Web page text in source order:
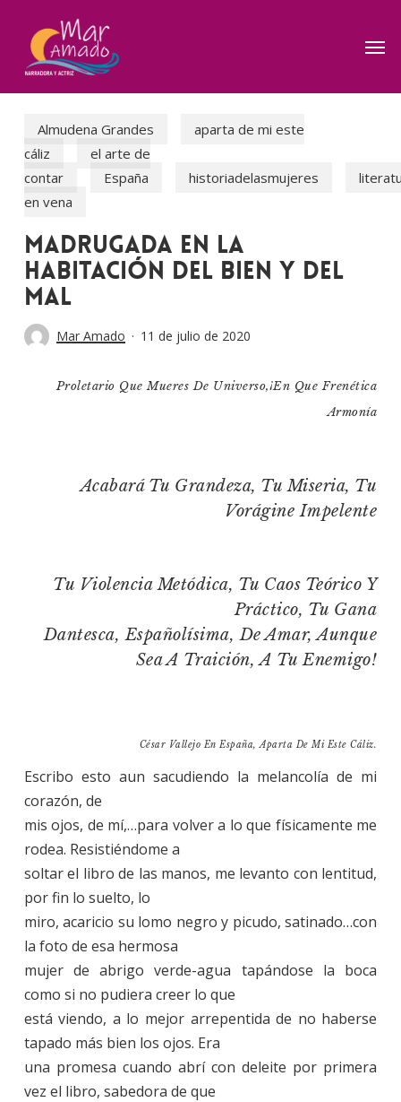
Almudena Grandes
aparta de mi este
cáliz
el arte de
contar
España historiadelasmujeres
en vena
Madrugada en la
habitación del bien y del
mal
Mar Amado 11 de julio de 2020
Proletario Que Mueres De Universo,¡en Que Frenética
Armonía
Acabará Tu Grandeza, Tu Miseria, Tu
Vorágine Impelente
Tu Violencia Metódica, Tu Caos Teórico Y
Práctico, Tu Gana
Dantesca, Españolísima, De Amar, Aunque
Sea A Traición, A Tu Enemigo!
César Vallejo En España, Aparta De Mi Este Cáliz.
Escribo esto aun sacudiendo la melancolía de mi
corazón, de
mis ojos, de mí,…para volver a lo que físicamente me
rodea. Resistiéndome a
soltar el libro de las manos, me levanto con lentitud,
por fin lo suelto, lo
miro, acaricio su lomo negro y picudo, satinado…con
la foto de esa hermosa
mujer de abrigo verde-agua tapándose la boca
como si no pudiera creer lo que
está viendo, a lo mejor arrepentida de no haberse
tapado más bien los ojos. Era
una promesa cuando abrí con deleite por primera
vez el libro, sabedora de que